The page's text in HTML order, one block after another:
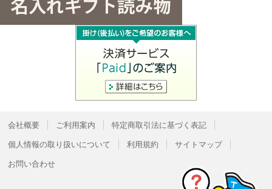
会社概要 ご利用案内
特定商取引法に基づく表記
個人情報の取り扱いについて
利用規約
サイトマップ
お問い合わせ